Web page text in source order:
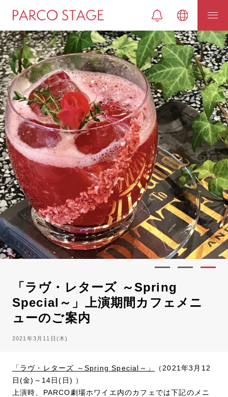
「ラヴ・レターズ ～Spring
Special～」上演期間カフェメニ
ューのご案内
2021年3月11日(木)
「ラヴ・レターズ ～Spring Special～」
（2021年3月12
日(金)～14日(日) ）
上演時、PARCO劇場ホワイエ内のカフェでは下記のメニ